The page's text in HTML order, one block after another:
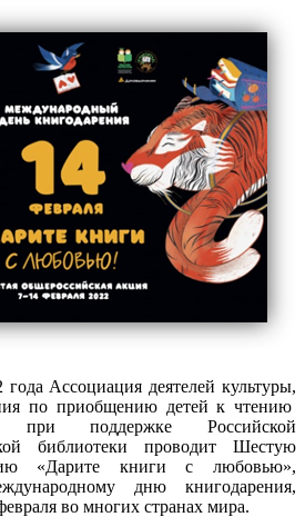
Ассоциация деятелей культуры,
по приобщению детей к чтению
при поддержке Российской
библиотеки проводит Шестую
«Дарите книги с любовью»,
дню книгодарения,
во многих странах мира.